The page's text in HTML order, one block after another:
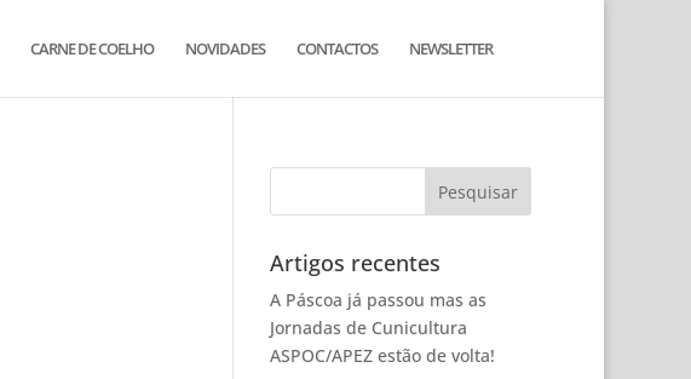
CARNE DE COELHO NOVIDADES CONTACTOS NEWSLETTER
Artigos recentes
A Páscoa já passou mas as
Jornadas de Cunicultura
ASPOC/APEZ estão de volta!